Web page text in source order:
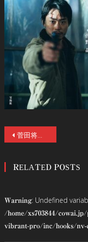
投
ナ
ゲ
ー
菅田将暉が炙り出す、人間の恐怖ー 【新規場面写真6点】解禁！黒沢清監督 最新サスペンス・スリラー『Cloud クラウド』9／27(金)公開！
RELATED POSTS
Warning: Undefined
/home/xs703844/
vibrant-pro/inc/hooks/nv-